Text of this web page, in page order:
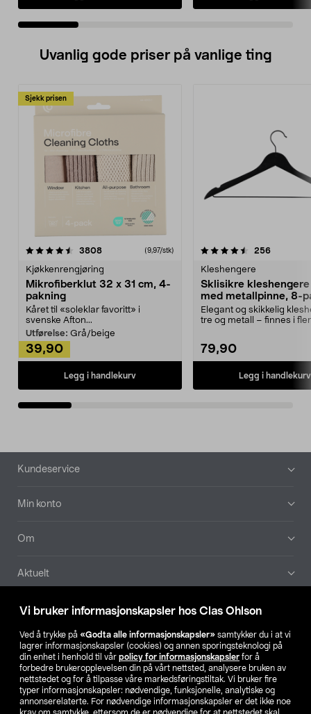
Vi bruker informasjonskapsler hos Clas Ohlson
Ved å trykke på «Godta alle informasjonskapsler» samtykker du i at vi
lagrer informasjonskapsler (cookies) og annen sporingsteknologi på
din enhet i henhold til vår policy for informasjonskapsler for å
forbedre brukeropplevelsen din på vårt nettsted, analysere bruken av
nettstedet og for å tilpasse våre markedsføringstiltak. Vi bruker fire
typer informasjonskapsler: nødvendige, funksjonelle, analytiske og
annonserelaterte. For nødvendige informasjonskapsler er det ikke noe
Uvanlig gode priser på vanlige ting
Sjekk prisen
3808anmeldelser(9,97/stk)
Kjøkkenrengjøring
Mikrofiberklut 32 x 31 cm, 4-
pakning
Kåret til «soleklar favoritt» i
svenske Afton...
Utførelse: Grå/beige
39,90
Legg i handlekurv
4.5av 5 stjerner 256
Kleshengere
Sklisikre
med metallpinne, 8-
Elegant og skikkelig
tre og metall – finnes i
79,90
Legg i handlekurv
4.5av 5 stjerner
Bunntekst
Kundeservice
Min konto
Om
Aktuelt
Våre selskaper
Finn din butikk
SE NO FI